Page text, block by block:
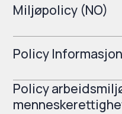
Miljøpolicy (NO)
Policy
Policy